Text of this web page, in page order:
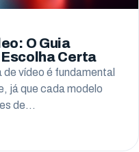
O Guia
Certa
vídeo é fundamental
já que cada modelo
de…